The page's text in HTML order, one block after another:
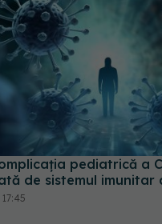
pediatrică a
de sistemul imunitar